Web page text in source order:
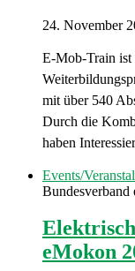
24. November
E-Mob-Train ist
mit über 540
Durch die
haben
Events/
eMokon